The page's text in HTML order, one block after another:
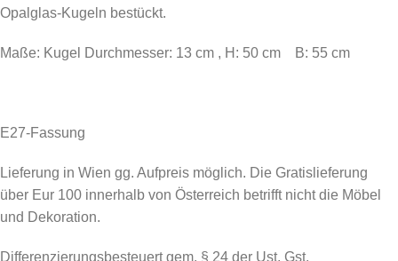
Opalglas-Kugeln bestückt.
Maße: Kugel Durchmesser: 13 cm , H: 50 cm B: 55 cm
E27-Fassung
Lieferung in Wien gg. Aufpreis möglich. Die Gratislieferung
über Eur 100 innerhalb von Österreich betrifft nicht die Möbel
und Dekoration.
Differenzierungsbesteuert gem. § 24 der Ust. Gst.